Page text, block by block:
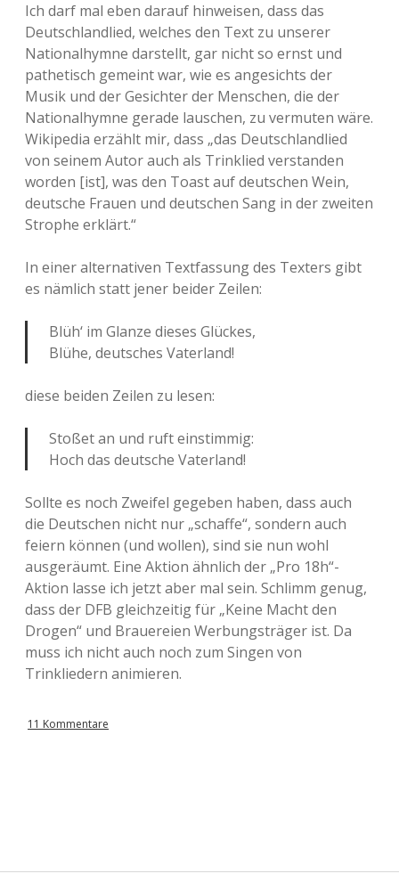
Ich darf mal eben darauf hinweisen, dass das
Deutschlandlied, welches den Text zu unserer
Nationalhymne darstellt, gar nicht so ernst und
pathetisch gemeint war, wie es angesichts der
Musik und der Gesichter der Menschen, die der
Nationalhymne gerade lauschen, zu vermuten wäre.
Wikipedia erzählt mir, dass „das Deutschlandlied
von seinem Autor auch als Trinklied verstanden
worden [ist], was den Toast auf deutschen Wein,
deutsche Frauen und deutschen Sang in der zweiten
Strophe erklärt.“
In einer alternativen Textfassung des Texters gibt
es nämlich statt jener beider Zeilen:
Blüh‘ im Glanze dieses Glückes,
Blühe, deutsches Vaterland!
diese beiden Zeilen zu lesen:
Stoßet an und ruft einstimmig:
Hoch das deutsche Vaterland!
Sollte es noch Zweifel gegeben haben, dass auch
die Deutschen nicht nur „schaffe“, sondern auch
feiern können (und wollen), sind sie nun wohl
ausgeräumt. Eine Aktion ähnlich der „Pro 18h“-
Aktion lasse ich jetzt aber mal sein. Schlimm genug,
dass der DFB gleichzeitig für „Keine Macht den
Drogen“ und Brauereien Werbungsträger ist. Da
muss ich nicht auch noch zum Singen von
Trinkliedern animieren.
11 Kommentare